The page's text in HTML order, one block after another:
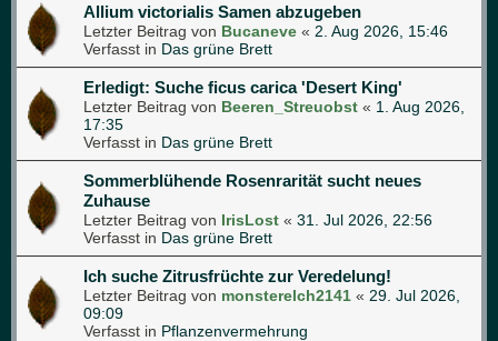
Allium victorialis Samen abzugeben
Letzter Beitrag von Bucaneve « 2. Aug 2026, 15:46
Verfasst in Das grüne Brett
Erledigt: Suche ficus carica 'Desert King'
Letzter Beitrag von Beeren_Streuobst « 1. Aug 2026,
17:35
Verfasst in Das grüne Brett
Sommerblühende Rosenrarität sucht neues
Zuhause
Letzter Beitrag von IrisLost « 31. Jul 2026, 22:56
Verfasst in Das grüne Brett
Ich suche Zitrusfrüchte zur Veredelung!
Letzter Beitrag von monsterelch2141 « 29. Jul 2026,
09:09
Verfasst in Pflanzenvermehrung